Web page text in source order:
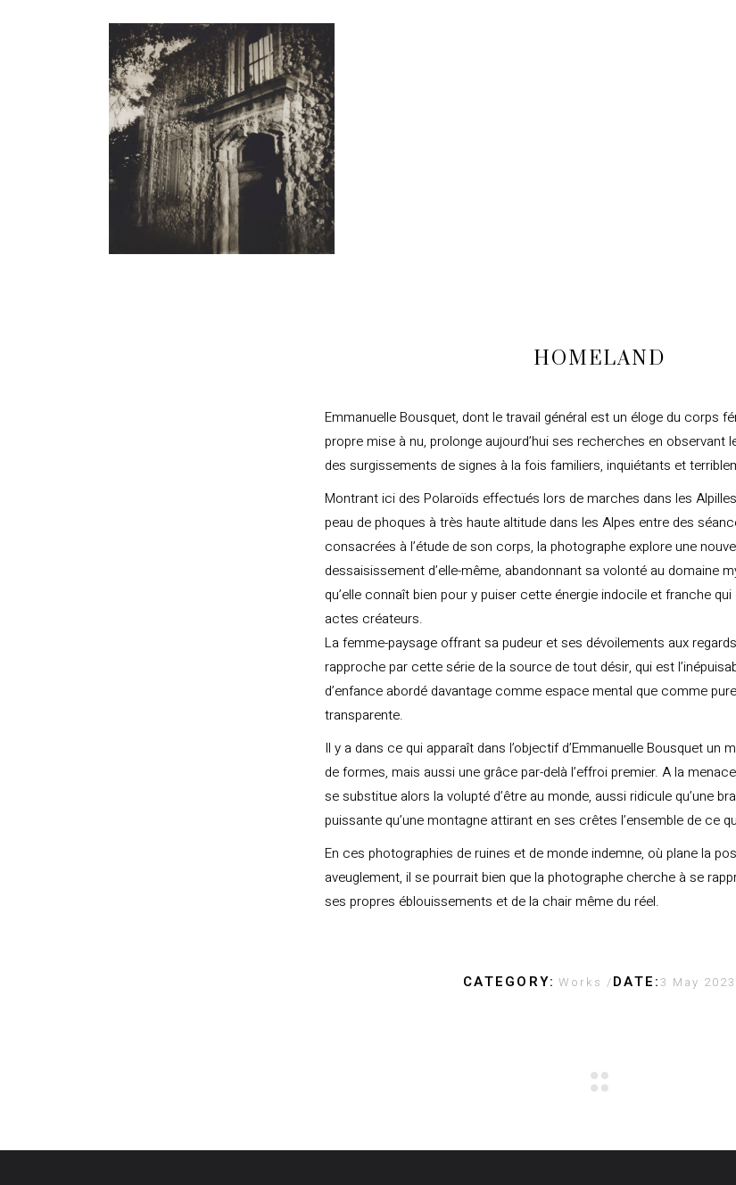
HOMELAND
Emmanuelle Bousquet, dont le travail général est un éloge du corps
propre mise à nu, prolonge aujourd’hui ses recherches en observant
des surgissements de signes à la fois familiers, inquiétants et
Montrant ici des Polaroïds effectués lors de marches dans les
peau de phoques à très haute altitude dans les Alpes entre des
consacrées à l’étude de son corps, la photographe explore une
dessaisissement d’elle-même, abandonnant sa volonté au domaine
qu’elle connaît bien pour y puiser cette énergie indocile et franche
actes créateurs.
La femme-paysage offrant sa pudeur et ses dévoilements aux
rapproche par cette série de la source de tout désir, qui est
d’enfance abordé davantage comme espace mental que comme
transparente.
Il y a dans ce qui apparaît dans l’objectif d’Emmanuelle Bousquet un
de formes, mais aussi une grâce par-delà l’effroi premier. A la
se substitue alors la volupté d’être au monde, aussi ridicule qu’une
puissante qu’une montagne attirant en ses crêtes l’ensemble de ce
En ces photographies de ruines et de monde indemne, où plane la
aveuglement, il se pourrait bien que la photographe cherche à se
ses propres éblouissements et de la chair même du réel.
CATEGORY: Works DATE: 3 May 2023